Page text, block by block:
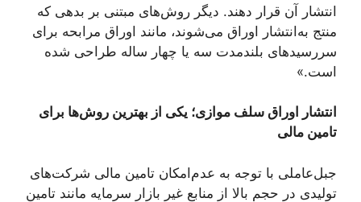
انتشار آن قرار دهند. دیگر روش‌های مبتنی بر بدهی که
منتج به‌انتشار اوراق می‌شوند، مانند اوراق مرابحه برای
سررسیدهای بلندمدت سه یا چهار ساله طراحی شده
است.»
انتشار اوراق سلف موازی؛ یکی از بهترین روش‌ها برای
تامین مالی
جبل‌عاملی با توجه به عدم‌امکان تامین مالی شرکت‌های
تولیدی در حجم بالا از منابع غیر بازار سرمایه مانند تامین